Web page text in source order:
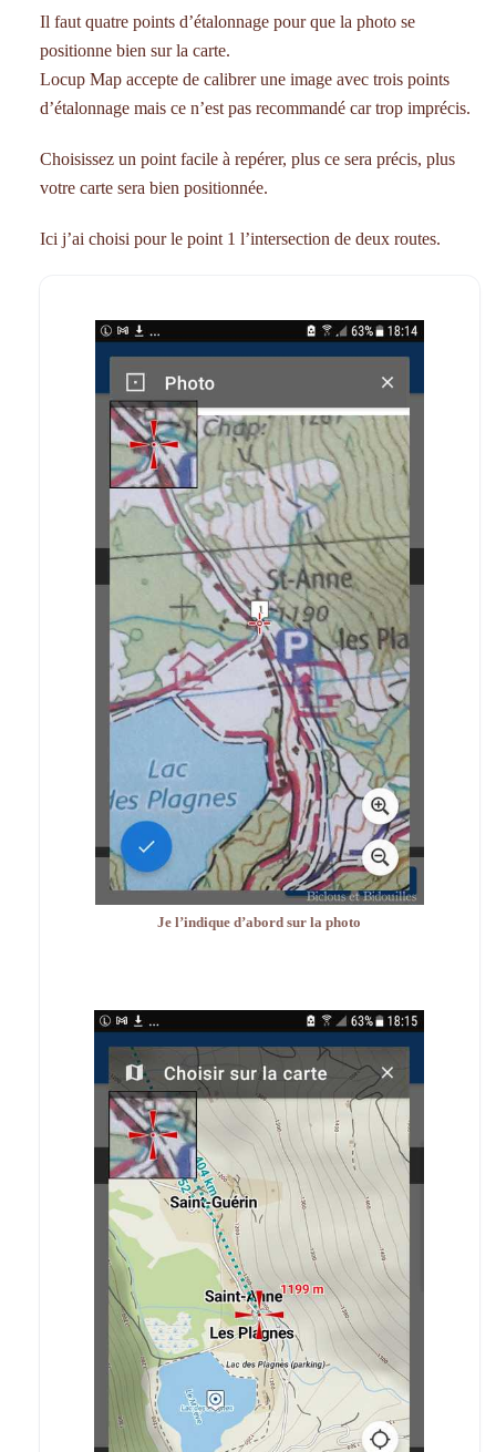
Il faut quatre points d’étalonnage pour que la photo se
positionne bien sur la carte.
Locup Map accepte de calibrer une image avec trois points
d’étalonnage mais ce n’est pas recommandé car trop imprécis.
Choisissez un point facile à repérer, plus ce sera précis, plus
votre carte sera bien positionnée.
Ici j’ai choisi pour le point 1 l’intersection de deux routes.
Je l’indique d’abord sur la photo